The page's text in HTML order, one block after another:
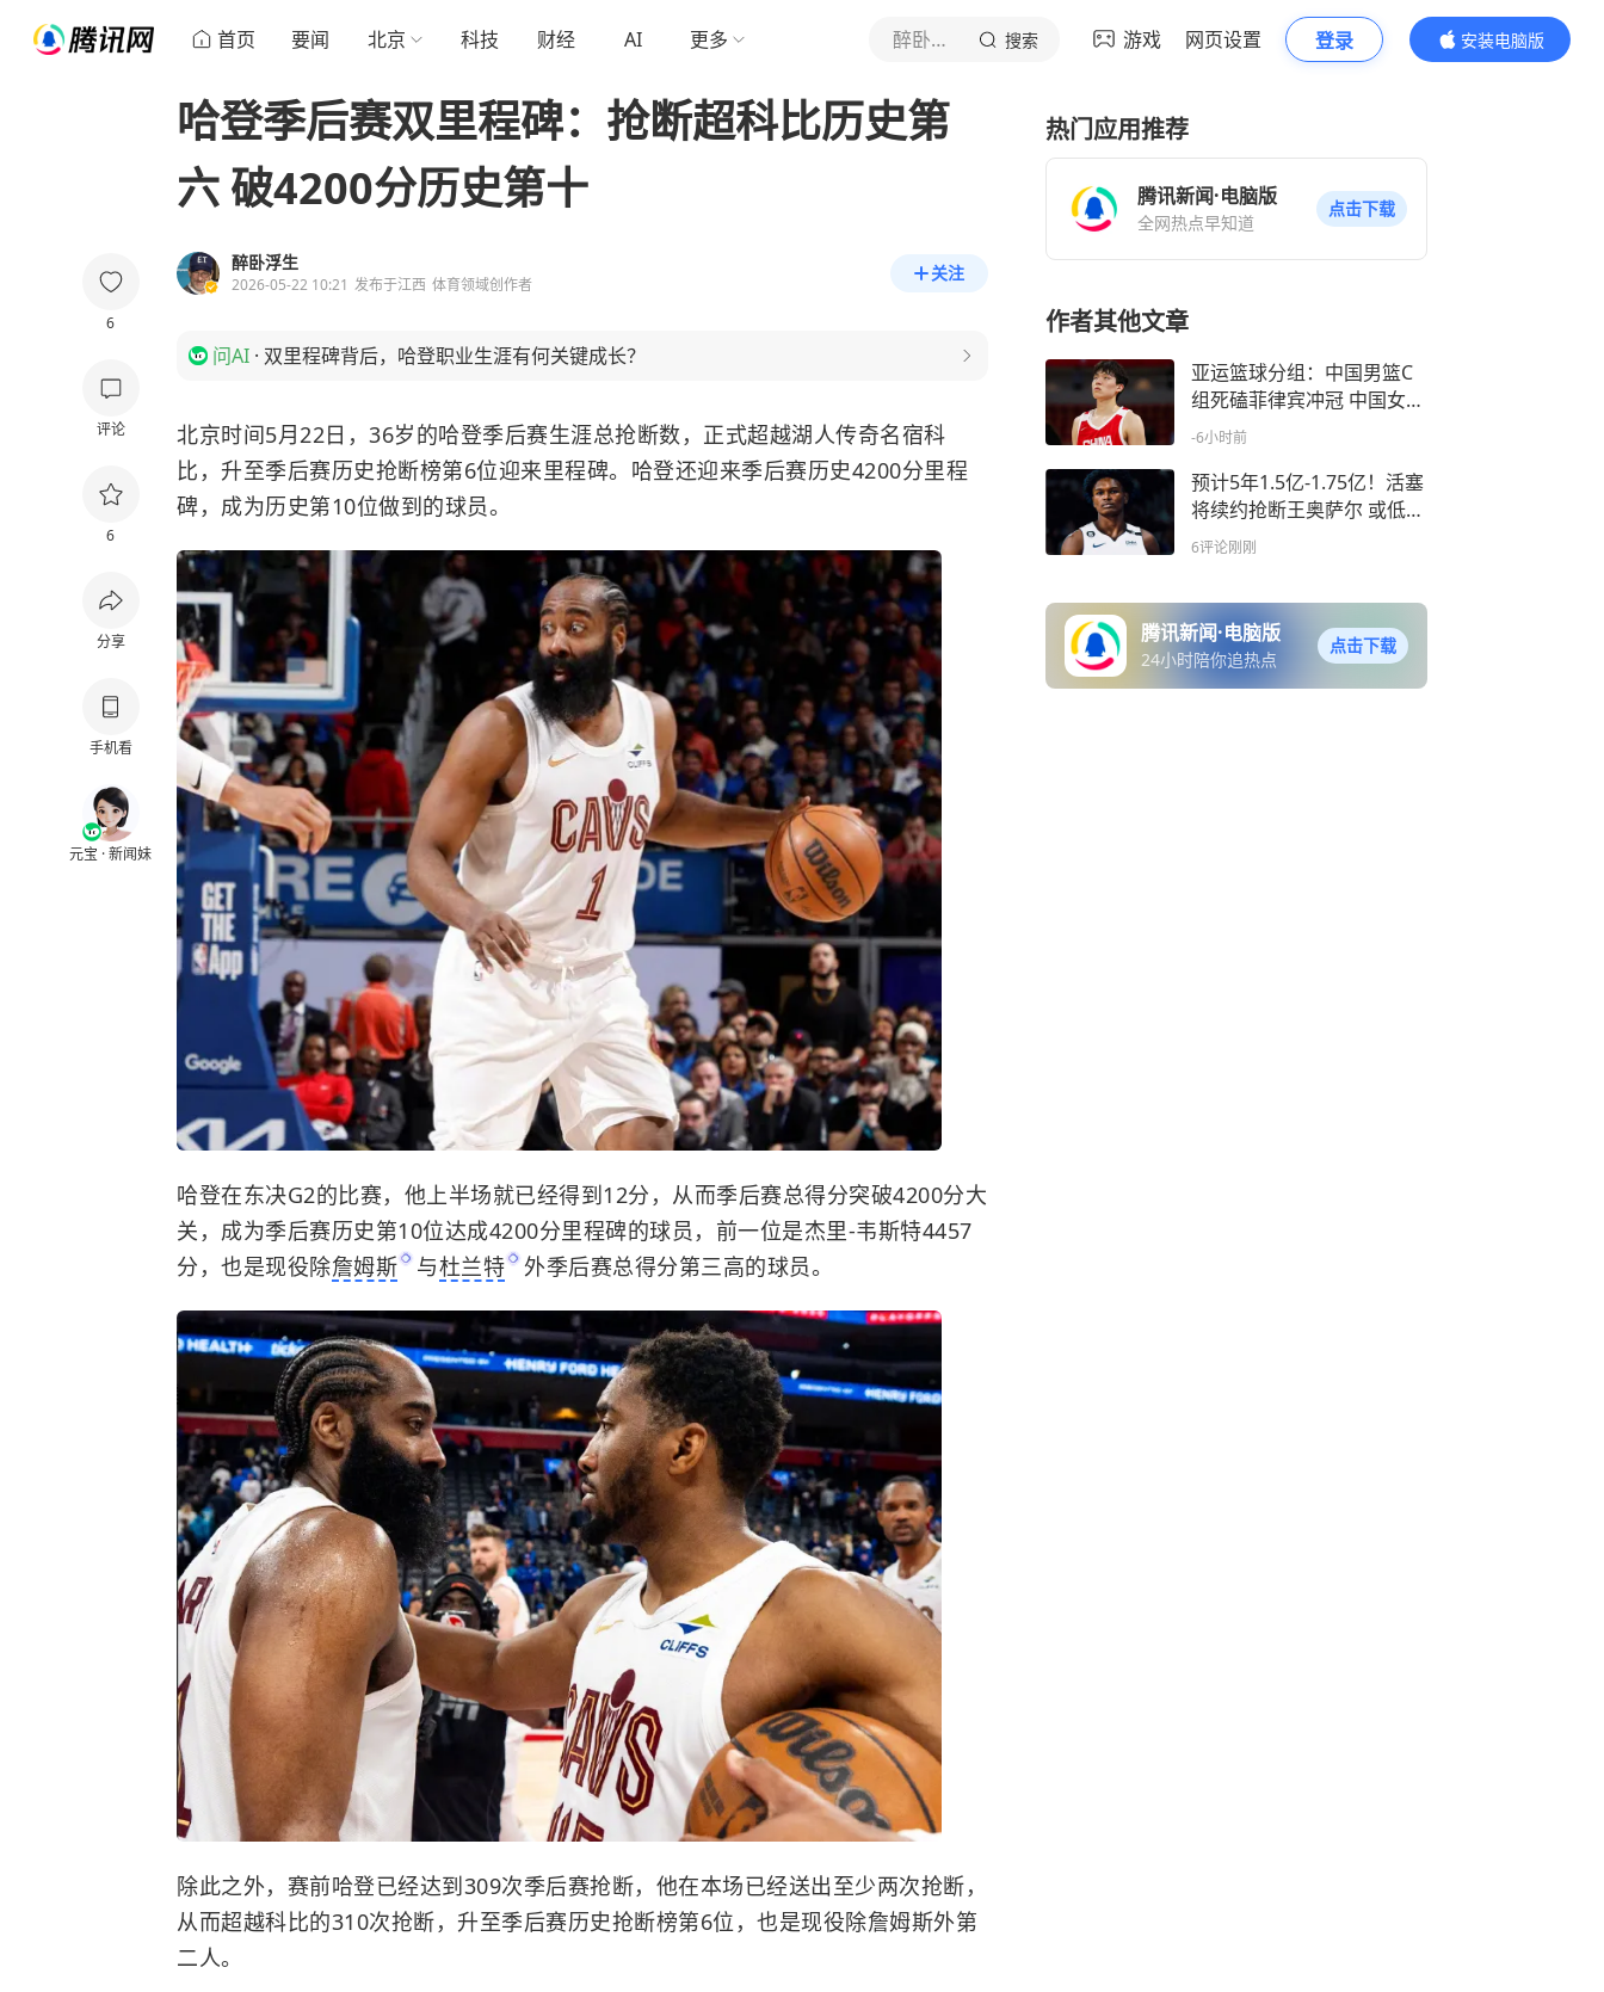
首页 要闻 北京 科技 财经 AI 更多 醉卧浮生 搜索 游戏 网页设置 登录
安装电脑版
内容更精彩
6
评论
6
分享
手机看
元宝 · 新闻妹
哈登季后赛双里程碑：抢断超科比历史第
六 破4200分历史第十
醉卧浮生
2026-05-22 10:21 发布于江西 体育领域创作者
关注
问AI · 双里程碑背后，哈登职业生涯有何关键成长？
北京时间5月22日，36岁的哈登季后赛生涯总抢断数，正式超越湖人传奇名宿科
比，升至季后赛历史抢断榜第6位迎来里程碑。哈登还迎来季后赛历史4200分里程
碑，成为历史第10位做到的球员。
哈登在东决G2的比赛，他上半场就已经得到12分，从而季后赛总得分突破4200分大
关，成为季后赛历史第10位达成4200分里程碑的球员，前一位是杰里-韦斯特4457
分，也是现役除詹姆斯 与杜兰特 外季后赛总得分第三高的球员。
除此之外，赛前哈登已经达到309次季后赛抢断，他在本场已经送出至少两次抢断，
从而超越科比的310次抢断，升至季后赛历史抢断榜第6位，也是现役除詹姆斯外第
二人。
热门应用推荐
腾讯新闻·电脑版
全网热点早知道
点击下载
作者其他文章
亚运篮球分组：中国男篮C
组死磕菲律宾冲冠 中国女篮
A组剑指卫冕
-6小时前
预计5年1.5亿-1.75亿！活塞
将续约抢断王奥萨尔 或低于
兄弟阿门
6评论刚刚
腾讯新闻·电脑版
24小时陪你追热点
点击下载